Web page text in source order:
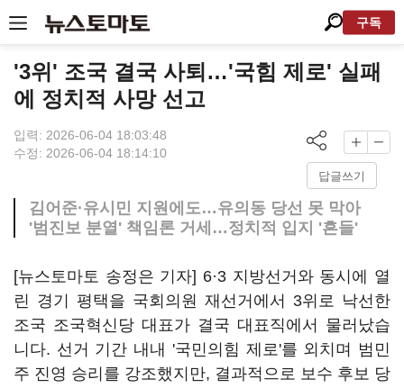
구독
'3위' 조국 결국 사퇴…'국힘 제로' 실패
에 정치적 사망 선고
입력: 2026-06-04 18:03:48
수정: 2026-06-04 18:14:10
답글쓰기
김어준·유시민 지원에도…유의동 당선 못 막아
'범진보 분열' 책임론 거세…정치적 입지 '흔들'
[뉴스토마토 송정은 기자] 6·3 지방선거와 동시에 열
린 경기 평택을 국회의원 재선거에서 3위로 낙선한
조국 조국혁신당 대표가 결국 대표직에서 물러났습
니다. 선거 기간 내내 '국민의힘 제로'를 외치며 범민
주 진영 승리를 강조했지만, 결과적으로 보수 후보 당